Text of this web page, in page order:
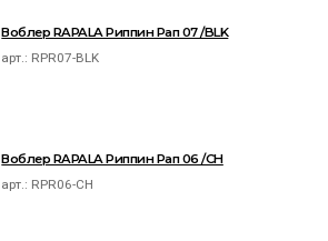
Воблер RAPALA Риппин Рап 07 /BLK
арт.: RPR07-BLK
Воблер RAPALA Риппин Рап 06 /CH
арт.: RPR06-CH